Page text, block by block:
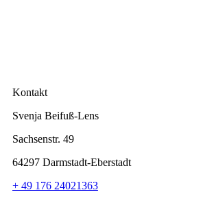
Kontakt
Svenja Beifuß-Lens
Sachsenstr. 49
64297 Darmstadt-Eberstadt
+ 49 176 24021363